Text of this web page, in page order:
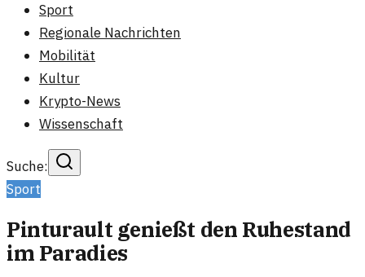
Sport
Regionale Nachrichten
Mobilität
Kultur
Krypto-News
Wissenschaft
Suche:
Sport
Pinturault genießt den Ruhestand
im Paradies